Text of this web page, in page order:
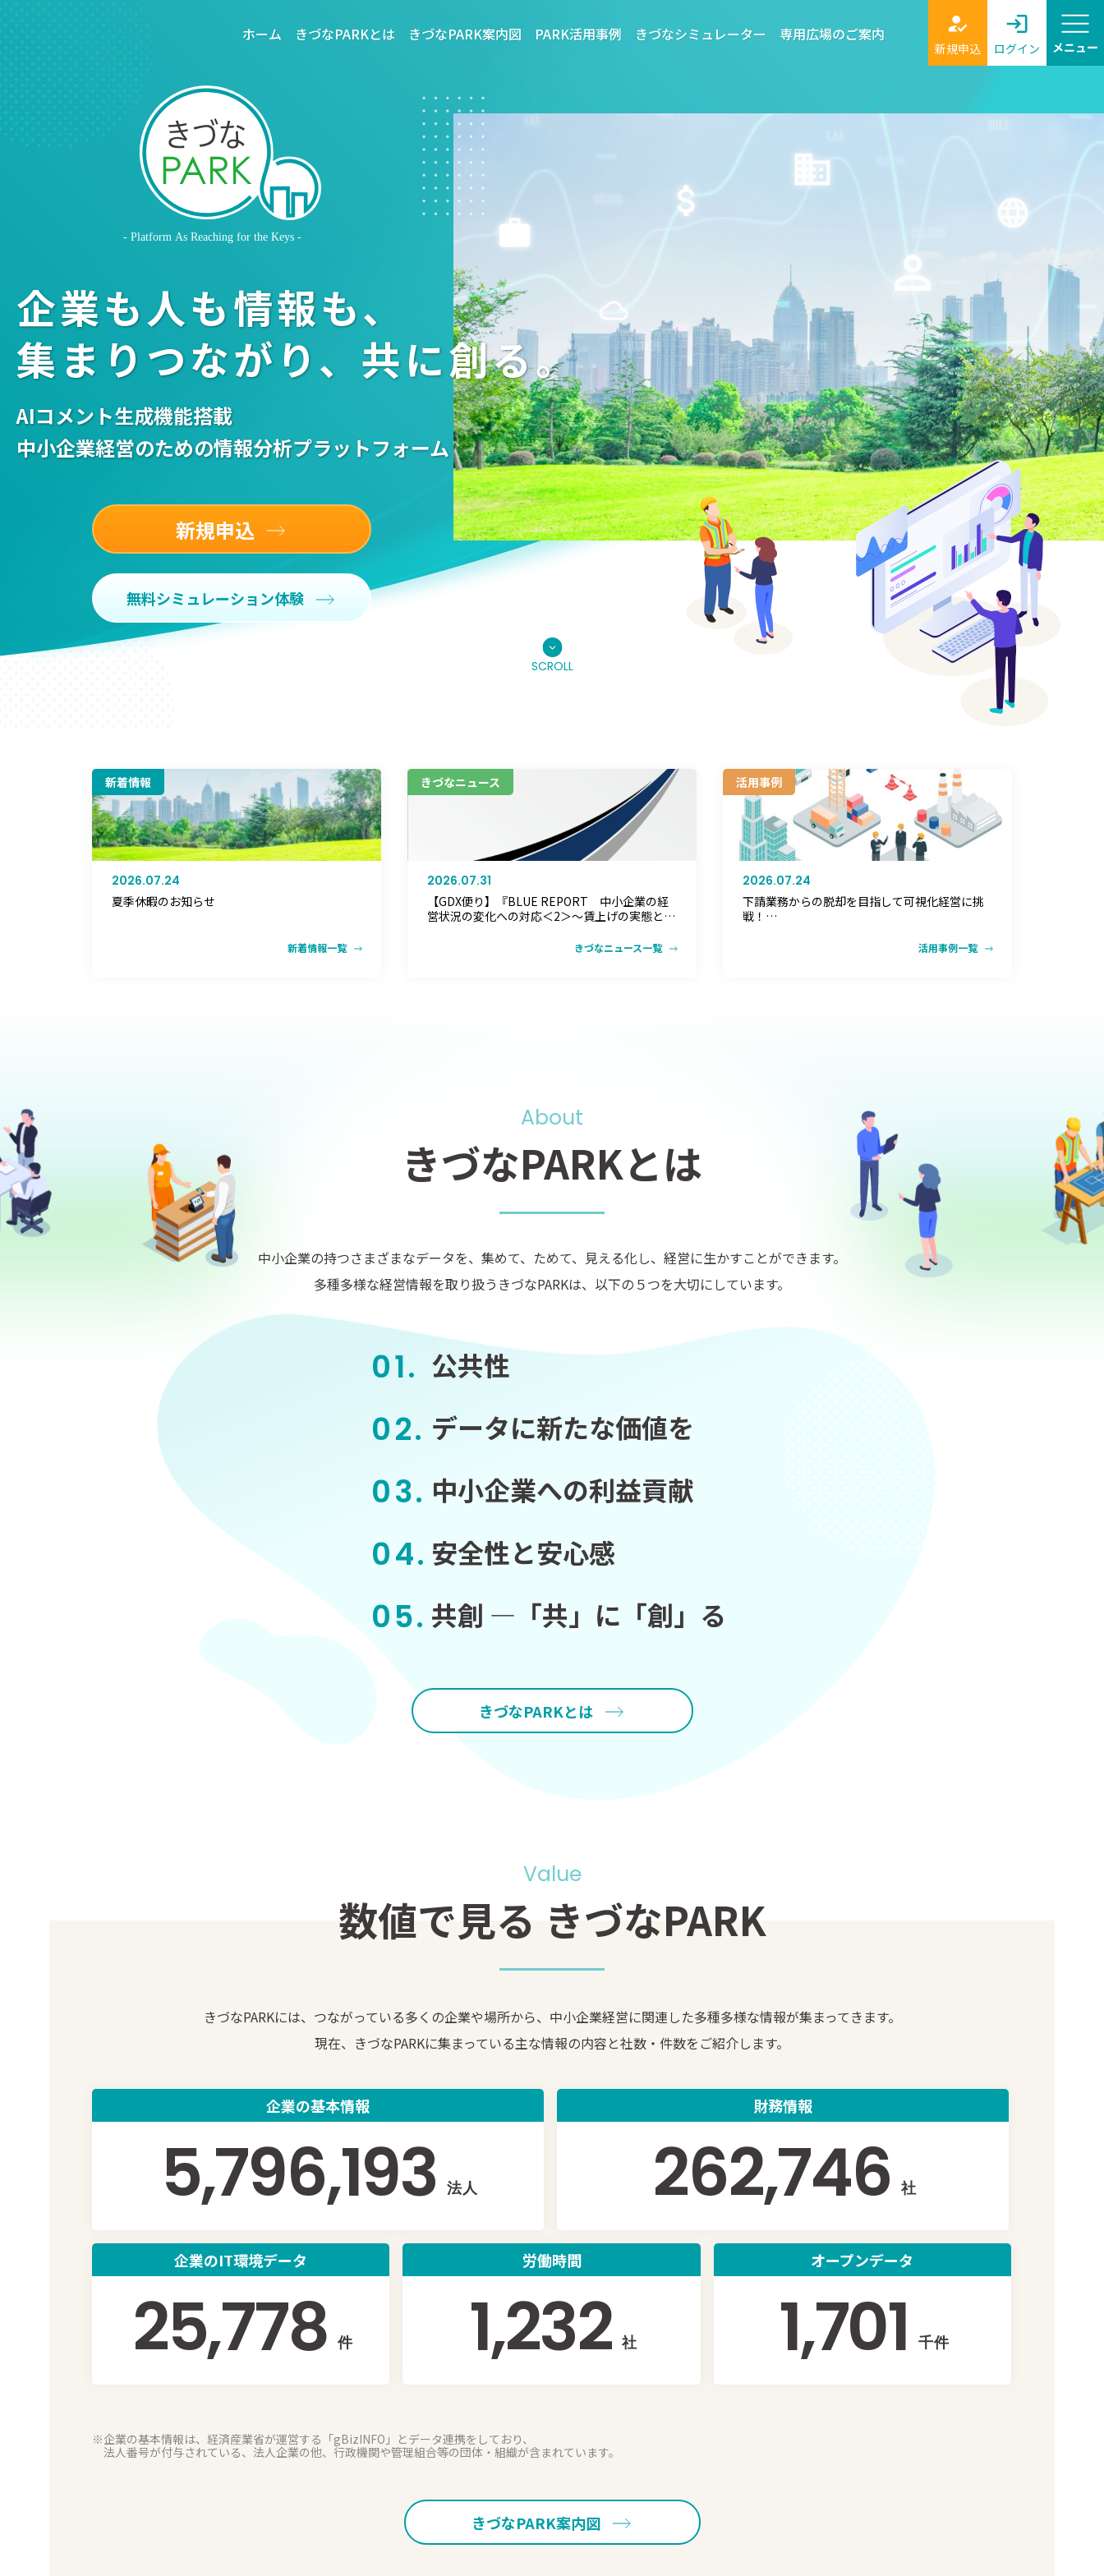
ホーム きづなPARKとは きづなPARK案内図 PARK活用事例 きづなシミュレーター 専用広場のご案内
新規申込 ログイン
企業も人も情報も、​
集まりつながり、共に創る｡
AIコメント生成機能搭載
中小企業経営のための情報分析プラットフォーム
新規申込
無料シミュレーション体験
SCROLL
2026.07.24
夏季休暇のお知らせ
新着情報
新着情報一覧
2026.07.31
【GDX便り】『BLUE REPORT 中小企業の経
営状況の変化への対応＜2＞～賃上げの実態と持
きづなニュース
きづなニュース一覧
2026.07.24
下請業務からの脱却を目指して可視化経営に挑
戦！
活用事例
活用事例一覧
About
きづなPARKとは
中小企業の持つさまざまなデータを、集めて、ためて、見える化し、経営に生かすことができます。
多種多様な経営情報を取り扱うきづなPARKは、以下の５つを大切にしています。
公共性
データに新たな価値を
中小企業への利益貢献
安全性と安心感
共創 ―「共」に「創」る
きづなPARKとは
Value
数値で見る きづなPARK
きづなPARKには、つながっている多くの企業や場所から、中小企業経営に関連した多種多様な情報が集まってきます。
現在、きづなPARKに集まっている主な情報の内容と社数・件数をご紹介します。
企業の基本情報
5,796,193 法人
財務情報
262,746 社
企業のIT環境データ
25,778 件
労働時間
1,232 社
オープンデータ
1,701 千件
※企業の基本情報は、経済産業省が運営する「gBizINFO」とデータ連携をしており、
法人番号が付与されている、法人企業の他、行政機関や管理組合等の団体・組織が含まれています。
きづなPARK案内図